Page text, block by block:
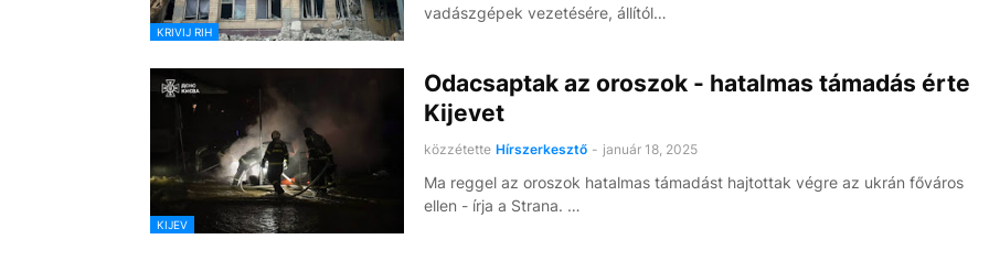
KRIVIJ RIH
vadászgépek vezetésére, állítól…
KIJEV
Odacsaptak az oroszok - hatalmas támadás érte
Kijevet
közzétette Hírszerkesztő - január 18, 2025
Ma reggel az oroszok hatalmas támadást hajtottak végre az ukrán főváros
ellen - írja a Strana. …